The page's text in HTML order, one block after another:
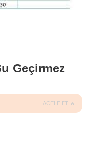
Geçirmez
ACELE ET!🔥